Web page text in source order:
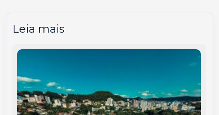
Leia mais